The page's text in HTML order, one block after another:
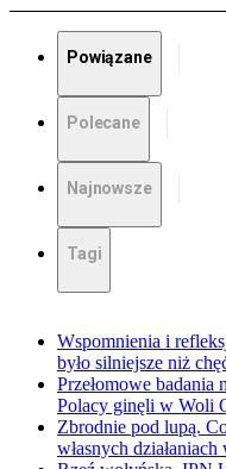
Powiązane
Polecane
Najnowsze
Tagi
Wspomnienia i
było silniejsze niż
Przełomowe
Polacy ginęli w Woli
Zbrodnie pod lupą.
własnych